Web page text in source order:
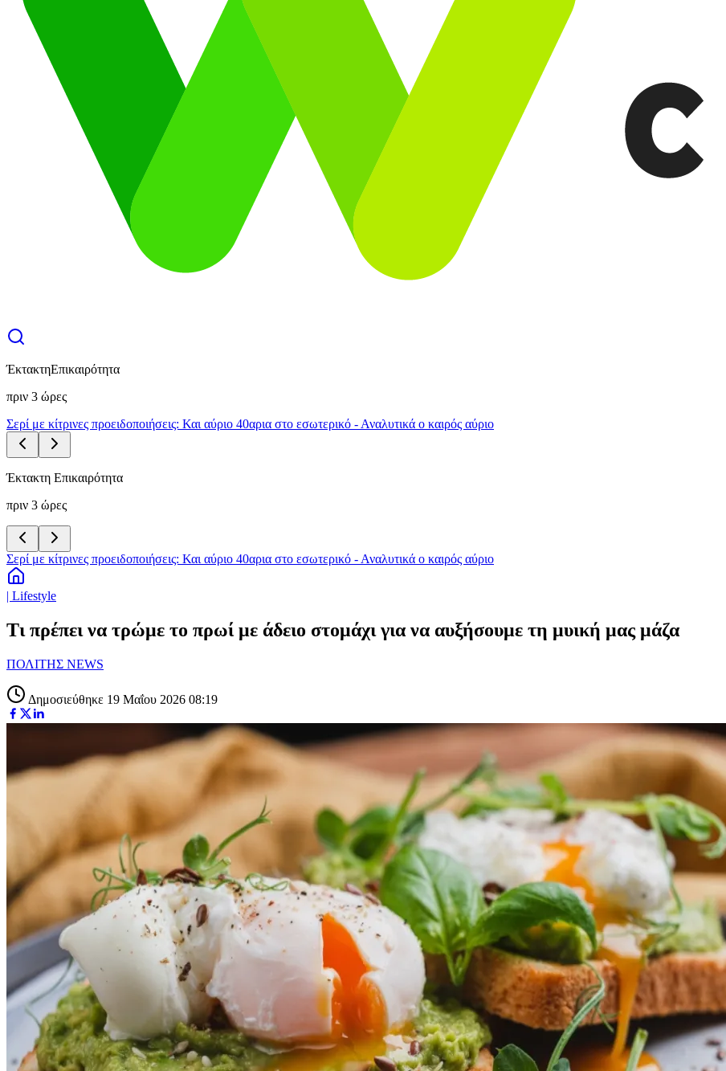
ΈκτακτηΕπικαιρότητα
πριν 3 ώρες
Σερί με κίτρινες προειδοποιήσεις: Και αύριο 40αρια στο εσωτερικό - Αναλυτικά ο καιρός αύριο
Έκτακτη Επικαιρότητα
πριν 3 ώρες
Σερί με κίτρινες προειδοποιήσεις: Και αύριο 40αρια στο εσωτερικό - Αναλυτικά ο καιρός αύριο
| Lifestyle
Τι πρέπει να τρώμε το πρωί με άδειο στομάχι για να αυξήσουμε τη μυική μας μάζα
ΠΟΛΙΤΗΣ NEWS
Δημοσιεύθηκε 19 Μαΐου 2026 08:19